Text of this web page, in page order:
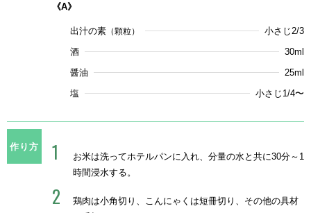
《A》
出汁の素 （顆粒）
小さじ2/3
酒
30ml
醤油
25ml
塩
小さじ1/4〜
作り方
お米は洗ってホテルパンに入れ、分量の水と共に30分～1
時間浸水する。
鶏肉は小角切り、こんにゃくは短冊切り、その他の具材